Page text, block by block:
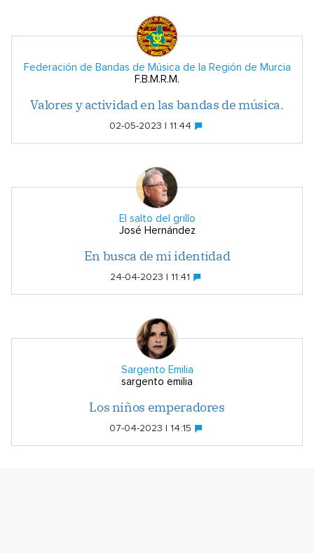
Federación de Bandas de Música de la Región de Murcia
F.B.M.R.M.
Valores y actividad en las bandas de música.
02-05-2023 | 11:44
El salto del grillo
José Hernández
En busca de mi identidad
24-04-2023 | 11:41
Sargento Emilia
sargento emilia
Los niños emperadores
07-04-2023 | 14:15